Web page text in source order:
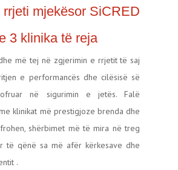
rrjeti mjekësor SiCRED
3 klinika të reja
më tej në zgjerimin e rrjetit të saj
e performancës dhe cilësisë së
në sigurimin e jetës. Falë
klinikat më prestigjoze brenda dhe
shërbimet më të mira në treg
të qënë sa më afër kërkesave dhe
.